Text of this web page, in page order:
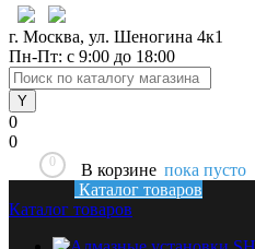
г. Москва, ул. Шеногина 4к1
Пн-Пт: с 9:00 до 18:00
0
0
0 В корзине пока пусто
Каталог товаров
Каталог товаров